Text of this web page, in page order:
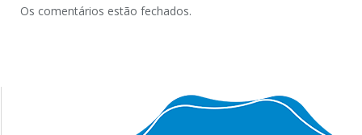
Os comentários estão fechados.